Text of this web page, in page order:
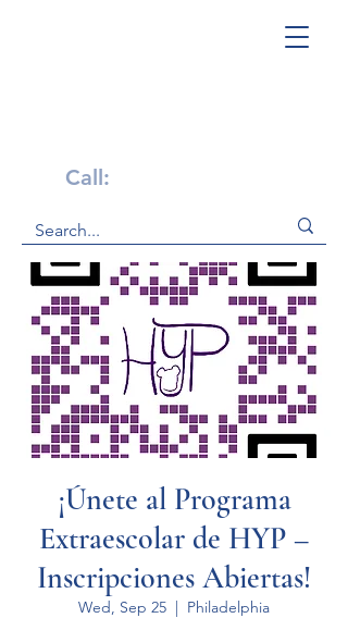
Call:
¡Únete al Programa
Extraescolar de HYP –
Inscripciones Abiertas!
Wed, Sep 25
  |
Philadelphia